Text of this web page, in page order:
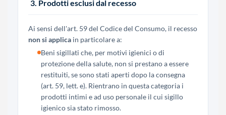
3. Prodotti esclusi dal recesso
Ai sensi dell'art. 59 del Codice del Consumo, il recesso
non si applica in particolare a:
Beni sigillati che, per motivi igienici o di
protezione della salute, non si prestano a essere
restituiti, se sono stati aperti dopo la consegna
(art. 59, lett. e). Rientrano in questa categoria i
prodotti intimi e ad uso personale il cui sigillo
igienico sia stato rimosso.